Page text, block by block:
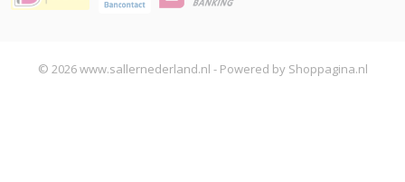
© 2026 www.sallernederland.nl - Powered by Shoppagina.nl